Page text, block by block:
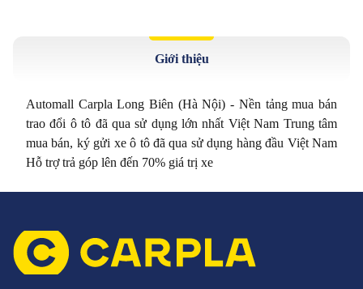
Giới thiệu
Automall Carpla Long Biên (Hà Nội) - Nền tảng mua bán
trao đổi ô tô đã qua sử dụng lớn nhất Việt Nam Trung tâm
mua bán, ký gửi xe ô tô đã qua sử dụng hàng đầu Việt Nam
Hỗ trợ trả góp lên đến 70% giá trị xe